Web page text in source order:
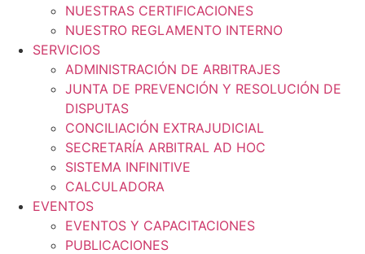
NUESTRAS CERTIFICACIONES
NUESTRO REGLAMENTO INTERNO
SERVICIOS
ADMINISTRACIÓN DE ARBITRAJES
JUNTA DE PREVENCIÓN Y RESOLUCIÓN DE
DISPUTAS
CONCILIACIÓN EXTRAJUDICIAL
SECRETARÍA ARBITRAL AD HOC
SISTEMA INFINITIVE
CALCULADORA
EVENTOS
EVENTOS Y CAPACITACIONES
PUBLICACIONES